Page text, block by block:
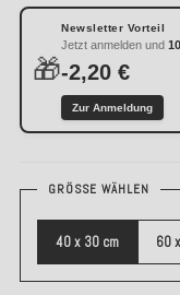
🎁
Newsletter Vorteil
Jetzt anmelden und
-2,20 €
Zur Anmeldung
GRÖSSE WÄHLEN
40 x 30 cm 60